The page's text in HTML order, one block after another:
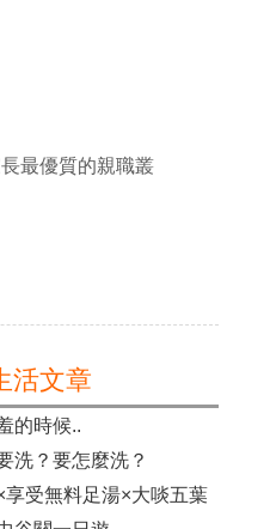
最優質的親職叢
活文章
的時候..
洗？要怎麼洗？
享受無料足湯×大啖五葉